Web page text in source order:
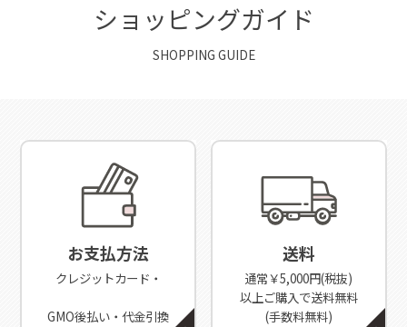
ショッピングガイド
SHOPPING GUIDE
お支払方法
クレジットカード・
GMO後払い・代金引換
送料
通常￥5,000円(税抜)
以上ご購入で送料無料
(手数料無料)